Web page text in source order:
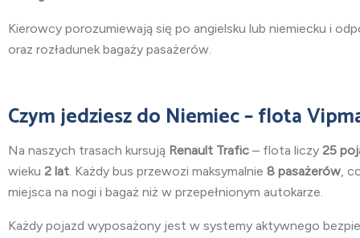
Kierowcy porozumiewają się po angielsku lub niemiecku i
oraz rozładunek bagaży pasażerów.
Czym jedziesz do Niemiec – flota
Na naszych trasach kursują Renault Trafic – flota liczy 25
wieku 2 lat. Każdy bus przewozi maksymalnie 8 pasażerów,
miejsca na nogi i bagaż niż w przepełnionym autokarze.
Każdy pojazd wyposażony jest w systemy aktywnego